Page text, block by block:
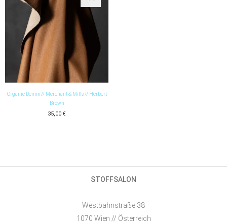
Organic Denim // Merchant & Mills // Herbert
Brown
35,00 €
STOFFSALON
Westbahnstraße 38
1070 Wien // Österreich